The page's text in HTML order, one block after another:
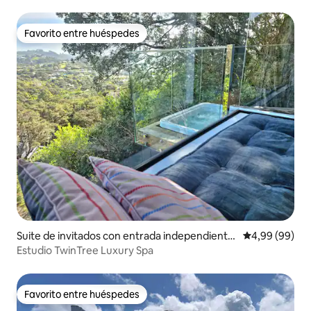
Favorito entre huéspedes
Favorito entre huéspedes
Suite de invitados con entrada independiente
en Waiheke Island
Calificación
4,99 (99)
Estudio TwinTree Luxury Spa
Favorito entre huéspedes
Favorito entre huéspedes